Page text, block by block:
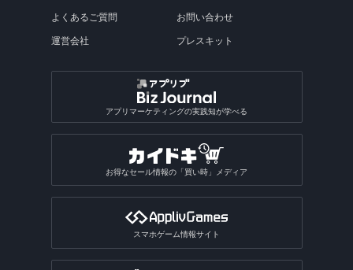
よくあるご質問
運営会社
お問い合わせ
プレスキット
アプリマーケティングの実践知が学べる
お得なセール情報の「買い時」メディア
スマホゲーム情報サイト